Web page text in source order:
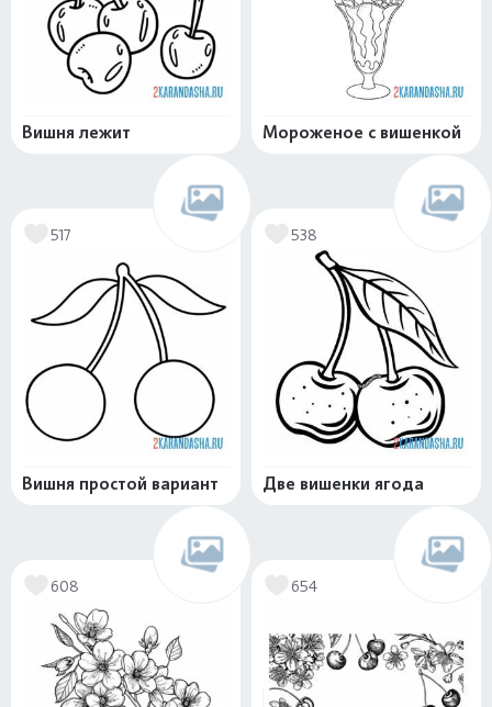
Вишня лежит Мороженое с вишенкой
517
Вишня простой вариант
538
Две вишенки ягода
608 654